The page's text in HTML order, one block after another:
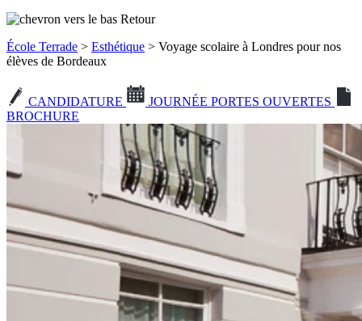
Retour
École Terrade > Esthétique > Voyage scolaire à Londres pour nos
élèves de Bordeaux
CANDIDATURE
JOURNÉE PORTES OUVERTES
BROCHURE